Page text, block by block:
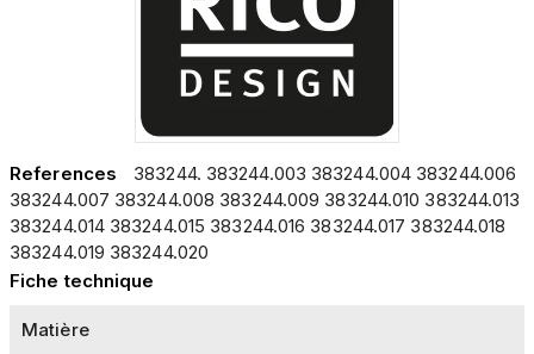
References
383244. 383244.003 383244.004 383244.006
383244.007 383244.008 383244.009 383244.010 383244.013
383244.014 383244.015 383244.016 383244.017 383244.018
383244.019 383244.020
Fiche technique
Matière